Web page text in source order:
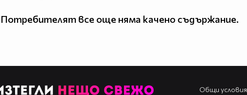
Потребителят все още няма качено съдържание.
Общи условия